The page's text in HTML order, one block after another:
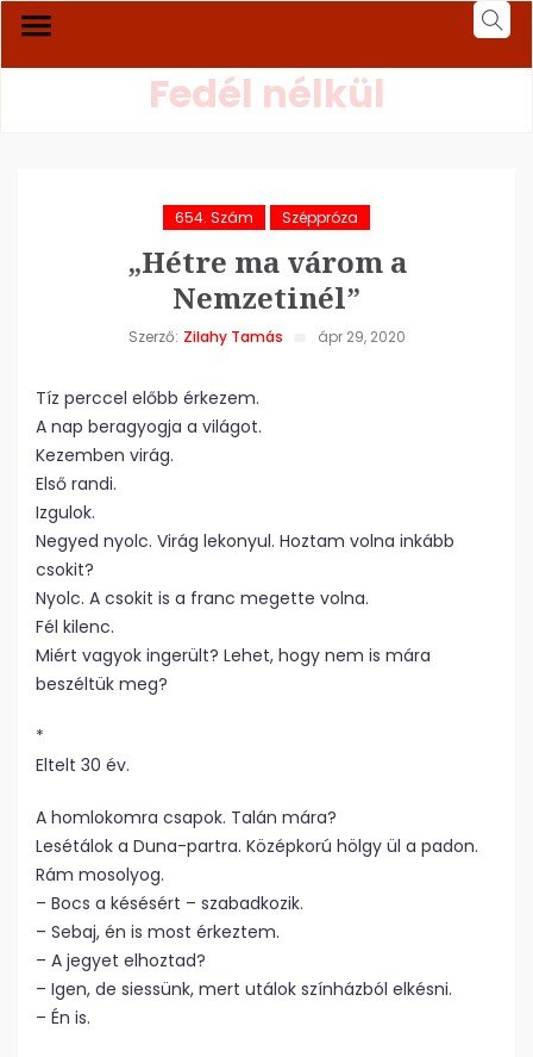
Fedél nélkül
654. Szám Széppróza
„Hétre ma várom a
Nemzetinél”
Szerző: Zilahy Tamás ápr 29, 2020
Tíz perccel előbb érkezem.
A nap beragyogja a világot.
Kezemben virág.
Első randi.
Izgulok.
Negyed nyolc. Virág lekonyul. Hoztam volna inkább
csokit?
Nyolc. A csokit is a franc megette volna.
Fél kilenc.
Miért vagyok ingerült? Lehet, hogy nem is mára
beszéltük meg?
*
Eltelt 30 év.
A homlokomra csapok. Talán mára?
Lesétálok a Duna-partra. Középkorú hölgy ül a padon.
Rám mosolyog.
– Bocs a késésért – szabadkozik.
– Sebaj, én is most érkeztem.
– A jegyet elhoztad?
– Igen, de siessünk, mert utálok színházból elkésni.
– Én is.